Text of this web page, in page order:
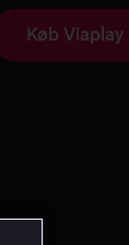
Køb Viaplay